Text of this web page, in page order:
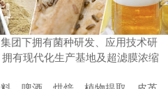
下拥有菌种研发、应用技术研
有现代化生产基地及超滤膜浓缩